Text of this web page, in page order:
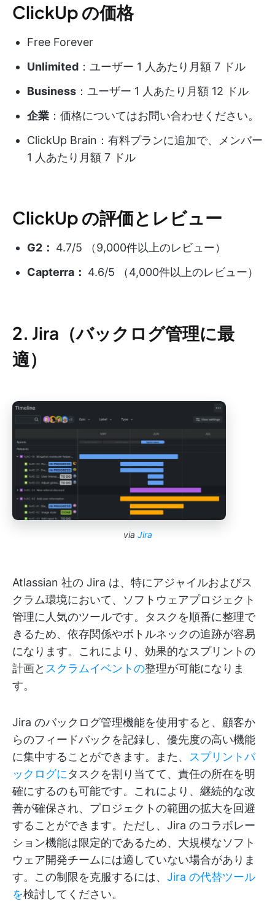
ClickUp の価格
Free Forever
Unlimited ：ユーザー 1 人あたり月額 7 ドル
Business ：ユーザー 1 人あたり月額 12 ドル
企業 ：価格についてはお問い合わせください。
ClickUp Brain：有料プランに追加で、メンバー
1 人あたり月額 7 ドル
ClickUp の評価とレビュー
G2： 4.7/5 （9,000件以上のレビュー）
Capterra： 4.6/5 （4,000件以上のレビュー）
2. Jira（バックログ管理に最
適）
via Jira
Atlassian 社の Jira は、特にアジャイルおよびス
クラム環境において、ソフトウェアプロジェクト
管理に人気のツールです。タスクを順番に整理で
きるため、依存関係やボトルネックの追跡が容易
になります。これにより、効果的なスプリントの
計画と スクラムイベントの整理が可能になりま
す。
Jira のバックログ管理機能を使用すると、顧客か
らのフィードバックを記録し、優先度の高い機能
に集中することができます。また、 スプリントバ
ックログにタスクを割り当てて、責任の所在を明
確にするのも可能です。これにより、継続的な改
善が確保され、プロジェクトの範囲の拡大を回避
することができます。ただし、Jira のコラボレー
ション機能は限定的であるため、大規模なソフト
ウェア開発チームには適していない場合がありま
す。この制限を克服するには、 Jira の代替ツール
を検討してください。